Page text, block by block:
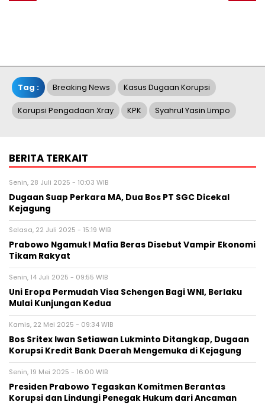
Tag : Breaking News Kasus Dugaan Korupsi
Korupsi Pengadaan Xray KPK Syahrul Yasin Limpo
BERITA TERKAIT
Senin, 28 Juli 2025 - 10:03 WIB
Dugaan Suap Perkara MA, Dua Bos PT SGC Dicekal
Kejagung
Selasa, 22 Juli 2025 - 15:19 WIB
Prabowo Ngamuk! Mafia Beras Disebut Vampir Ekonomi
Tikam Rakyat
Senin, 14 Juli 2025 - 09:55 WIB
Uni Eropa Permudah Visa Schengen Bagi WNI, Berlaku
Mulai Kunjungan Kedua
Kamis, 22 Mei 2025 - 09:34 WIB
Bos Sritex Iwan Setiawan Lukminto Ditangkap, Dugaan
Korupsi Kredit Bank Daerah Mengemuka di Kejagung
Senin, 19 Mei 2025 - 16:00 WIB
Presiden Prabowo Tegaskan Komitmen Berantas
Korupsi dan Lindungi Penegak Hukum dari Ancaman